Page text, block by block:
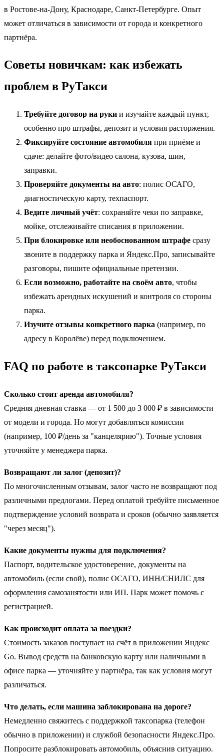
в Ростове-на-Дону, Краснодаре, Санкт-Петербурге. Опыт
может отличаться в зависимости от города и конкретного
партнёра.
Советы новичкам: как избежать
проблем в РуТакси
Требуйте договор на руки и изучайте каждый пункт,
особенно про штрафы, депозит и условия расторжения.
Фиксируйте состояние автомобиля при приёме и
сдаче: делайте фото/видео салона, кузова, шин,
заправки.
Проверяйте документы на авто: полис ОСАГО,
диагностическую карту, техпаспорт.
Ведите личный учёт: сохраняйте чеки по заправке,
мойке, отслеживайте списания в приложении.
При блокировке или необоснованном штрафе сразу
звоните в поддержку парка и Яндекс.Про, записывайте
разговоры, пишите официальные претензии.
Если возможно, работайте на своём авто, чтобы
избежать арендных искушений и контроля со стороны
парка.
Изучите отзывы конкретного парка (например, по
адресу в Королёве) перед подключением.
FAQ по работе в таксопарке РуТакси
Сколько стоит аренда автомобиля?
Средняя дневная ставка — от 1 500 до 3 000 ₽ в зависимости
от модели и города. Но могут добавляться комиссии
(например, 100 ₽/день за "канцелярию"). Точные условия
уточняйте у менеджера парка.
Возвращают ли залог (депозит)?
По многочисленным отзывам, залог часто не возвращают под
различными предлогами. Перед оплатой требуйте письменное
подтверждение условий возврата и сроков (обычно заявляется
"через месяц").
Какие документы нужны для подключения?
Паспорт, водительское удостоверение, документы на
автомобиль (если свой), полис ОСАГО, ИНН/СНИЛС для
оформления самозанятости или ИП. Парк может помочь с
регистрацией.
Как происходит оплата за поездки?
Стоимость заказов поступает на счёт в приложении Яндекс
Go. Вывод средств на банковскую карту или наличными в
офисе парка — уточняйте у партнёра, так как условия могут
различаться.
Что делать, если машина заблокирована на дороге?
Немедленно свяжитесь с поддержкой таксопарка (телефон
обычно в приложении) и службой безопасности Яндекс.Про.
Попросите разблокировать автомобиль, объяснив ситуацию.